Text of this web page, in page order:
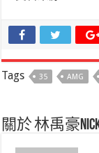
Tags 35 AMG
關於 林禹豪